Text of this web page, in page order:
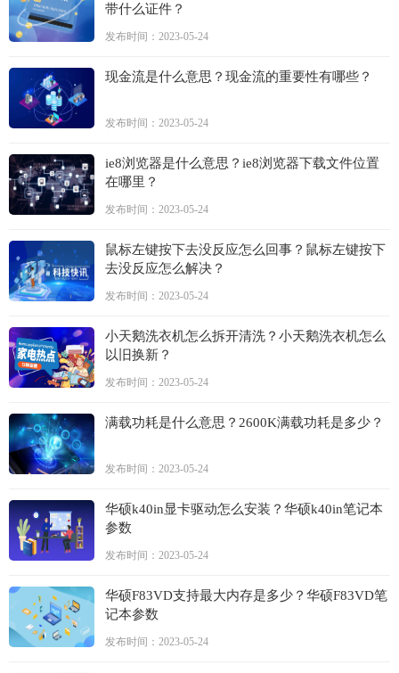
带什么证件？
发布时间：2023-05-24
现金流是什么意思？现金流的重要性有哪些？
发布时间：2023-05-24
ie8浏览器是什么意思？ie8浏览器下载文件位置
在哪里？
发布时间：2023-05-24
鼠标左键按下去没反应怎么回事？鼠标左键按下
去没反应怎么解决？
发布时间：2023-05-24
小天鹅洗衣机怎么拆开清洗？小天鹅洗衣机怎么
以旧换新？
发布时间：2023-05-24
满载功耗是什么意思？2600K满载功耗是多少？
发布时间：2023-05-24
华硕k40in显卡驱动怎么安装？华硕k40in笔记本
参数
发布时间：2023-05-24
华硕F83VD支持最大内存是多少？华硕F83VD笔
记本参数
发布时间：2023-05-24